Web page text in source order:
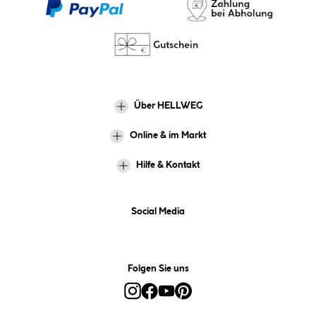
Über HELLWEG
Online & im Markt
Hilfe & Kontakt
Social Media
Folgen Sie uns